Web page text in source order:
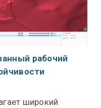
рабочий
широкий